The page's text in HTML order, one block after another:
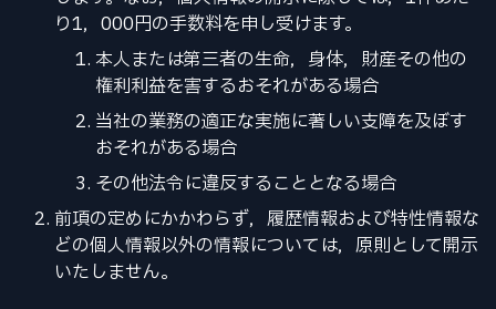
り1，000円の手数料を申し受けます。
本人または第三者の生命，身体，財産その他の
権利利益を害するおそれがある場合
当社の業務の適正な実施に著しい支障を及ぼす
おそれがある場合
その他法令に違反することとなる場合
前項の定めにかかわらず，履歴情報および特性情報な
どの個人情報以外の情報については，原則として開示
いたしません。